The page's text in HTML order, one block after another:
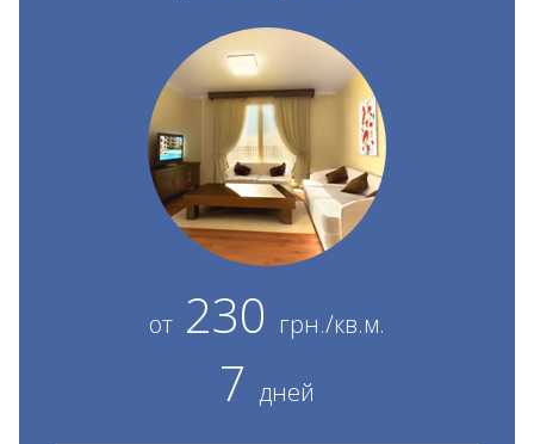
от 230 грн./кв.м.
7 дней